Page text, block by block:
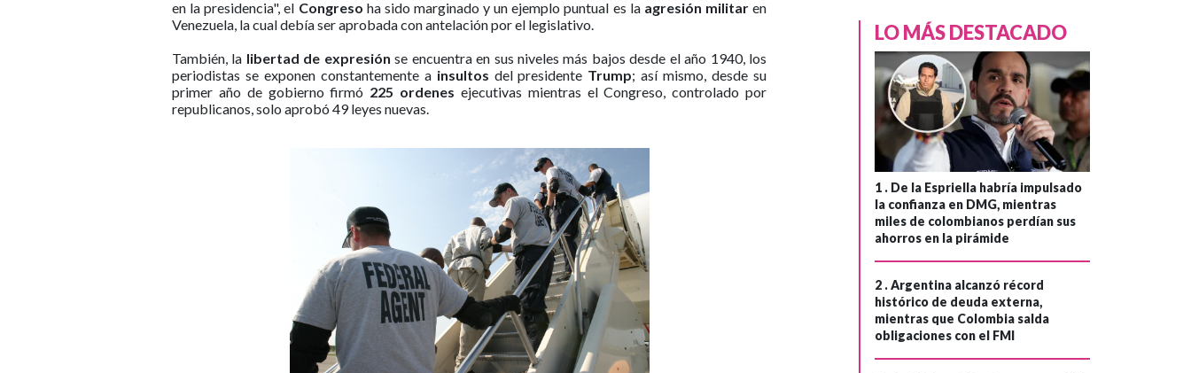
en la presidencia", el Congreso ha sido marginado y un ejemplo puntual es la agresión militaren
Venezuela, la cual debía ser aprobada con antelación por el legislativo.
También, la libertad de expresión se encuentra en sus niveles más bajos desde el año 1940, los
periodistas se exponen constantemente a insultos del presidente Trump; así mismo, desde su
primer año de gobierno firmó 225 ordenes ejecutivas mientras el Congreso, controlado por
republicanos, solo aprobó 49 leyes nuevas.
LO MÁS DESTACADO
1 . De la Espriella habría impulsado
la confianza en DMG, mientras
miles de colombianos perdían sus
ahorros en la pirámide
2 .Argentina alcanzó récord
histórico de deuda externa,
mientras que Colombia salda
obligaciones con el FMI